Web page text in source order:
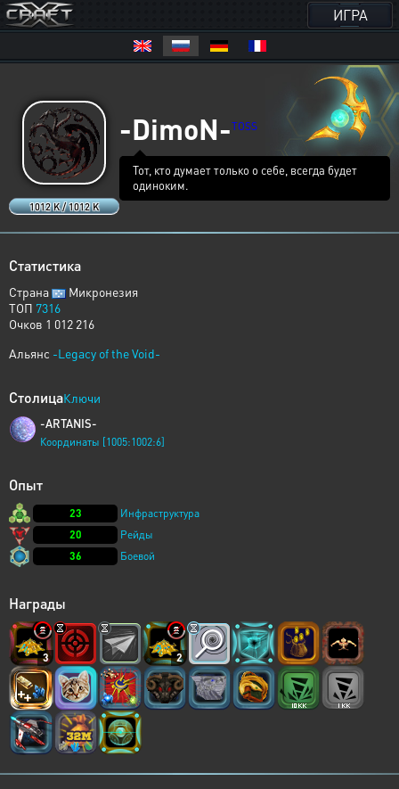
ИГРА
1012 K / 1012 K
-DimoN-TOSS
Тот, кто думает только о себе, всегда будет
одиноким.
Статистика
Страна
Микронезия
ТОП 7316
Очков 1 012 216
Альянс -Legacy of the Void-
СтолицаКлючи
-ARTANIS-
Координаты [1005:1002:6]
Опыт
23
Инфраструктура
20
Рейды
36
Боевой
Награды
3 2